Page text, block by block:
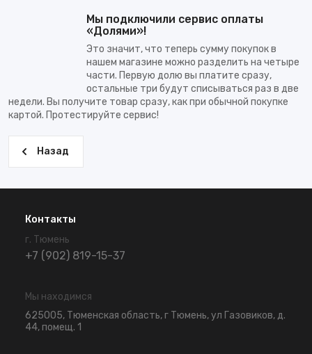
Мы подключили сервис оплаты
«Долями»!
Это значит, что теперь сумму покупок в
нашем магазине можно разделить на четыре
части. Первую долю вы платите сразу,
остальные три будут списываться раз в две
недели. Вы получите товар сразу, как при обычной покупке
картой. Протестируйте сервис!
Назад
Контакты
г. Тюмень
+7 (902) 819-15-37
Мы находимся
625005, Тюменская область, г Тюмень, ул Газовиков, д.
44, помещ. 1